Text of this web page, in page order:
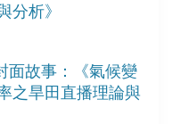
分析》
面故事：《氣候變
之旱田直播理論與